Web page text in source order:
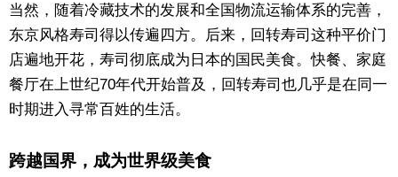
当然，随着冷藏技术的发展和全国物流运输体系的完善，
东京风格寿司得以传遍四方。后来，回转寿司这种平价门
店遍地开花，寿司彻底成为日本的国民美食。快餐、家庭
餐厅在上世纪70年代开始普及，回转寿司也几乎是在同一
时期进入寻常百姓的生活。
跨越国界，成为世界级美食